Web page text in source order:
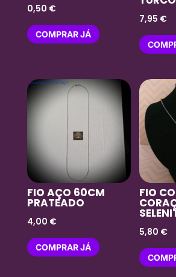
0,50 €
COMPRAR JÁ
7,95 €
FIO AÇO 60CM
PRATEADO
4,00 €
COMPRAR JÁ
FIO
5,80 €